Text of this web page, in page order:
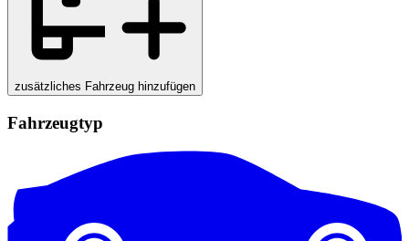
zusätzliches Fahrzeug hinzufügen
Fahrzeugtyp